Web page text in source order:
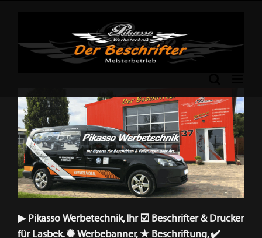
Previous Next
▶︎ Pikasso Werbetechnik, Ihr ☑️ Beschrifter & Drucker
für Lasbek. ✺ Werbebanner, ★ Beschriftung, ✔️